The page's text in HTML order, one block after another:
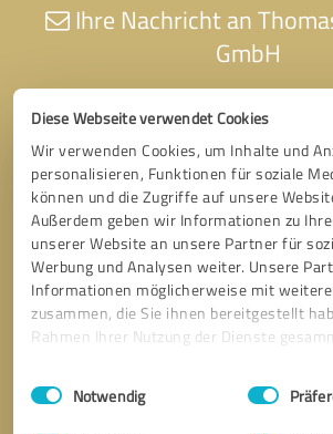
Diese Webseite verwendet Cookies
Wir verwenden Cookies, um Inhalte und
personalisieren, Funktionen für soziale
können und die Zugriffe auf unsere
Außerdem geben wir Informationen zu
unserer Website an unsere Partner für
Werbung und Analysen weiter. Unsere
Informationen möglicherweise mit
zusammen, die Sie ihnen bereitgestellt
Rahmen Ihrer Nutzung der Dienste
Impressum Datenschutzbestimmungen
Einwilligungsauswahl
Notwendig
Ihre Nachricht an
GmbH